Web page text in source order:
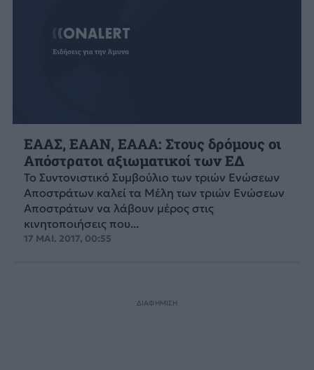
ΕΑΑΣ, ΕΑΑΝ, ΕΑΑΑ: Στους δρόμους οι
Απόστρατοι αξιωματικοί των ΕΔ
Το Συντονιστικό Συμβούλιο των τριών Ενώσεων
Αποστράτων καλεί τα Μέλη των τριών Ενώσεων
Αποστράτων να λάβουν μέρος στις
κινητοποιήσεις που...
17 ΜΑΙ. 2017, 00:55
ΔΙΑΦΗΜΙΣΗ